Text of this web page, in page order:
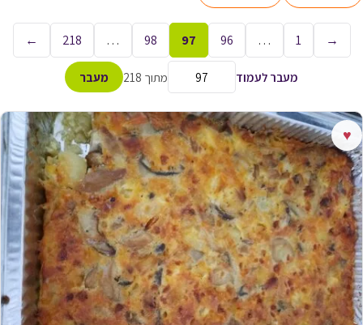
→
1
…
96
97
98
…
218
←
מעבר לעמוד מתוך 218 מעבר
♥